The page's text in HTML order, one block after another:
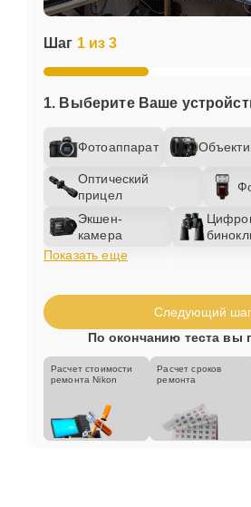
Шаг 1 из 3
1. Выберите Ваше
Фотоаппарат
Оптический
прицел
Экшен-
камера
Показать еще
Следующий шаг
По окончанию теста вы
Расчет стоимости
ремонта Nikon
Расчет сроков
ремонта